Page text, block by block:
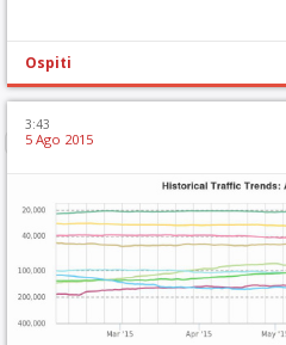
Ospiti
3:43
5 Ago 2015